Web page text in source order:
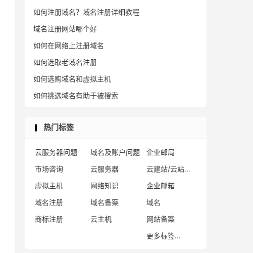
如何注册域名？域名注册详细教程
域名注册网站哪个好
如何在网络上注册域名
如何选取老域名注册
如何选购域名和虚拟主机
如何挑选域名有助于被搜索
热门标签
云服务器问题 域名及账户问题
企业邮局
市场咨询
云服务器
云建站/云站群/小程序
虚拟主机
网络知识
企业邮箱
域名注册
域名备案
域名
商标注册
云主机
网站备案
更多标签...